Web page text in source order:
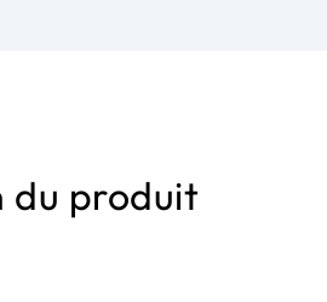
du produit